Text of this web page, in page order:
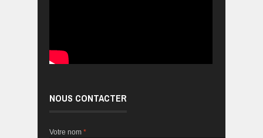
NOUS CONTACTER
Votre nom *